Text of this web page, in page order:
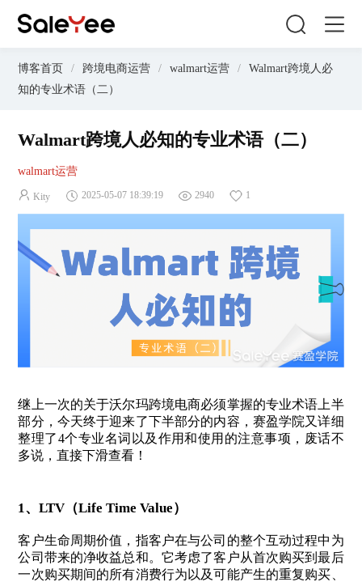
博客首页 / 跨境电商运营 / walmart运营 /
Walmart跨境人必
知的专业术语（二）
Walmart跨境人必知的专业术语（二）
walmart运营
Kity 2025-05-07 18:39:19 2940 1
继上一次的关于沃尔玛跨境电商必须掌握的专业术语上半
部分，今天终于迎来了下半部分的内容，赛盈学院又详细
整理了4个专业名词以及作用和使用的注意事项，废话不
多说，直接下滑查看！
1、LTV（Life Time Value）
客户生命周期价值，指客户在与公司的整个互动过程中为
公司带来的净收益总和。它考虑了客户从首次购买到最后
一次购买期间的所有消费行为以及可能产生的重复购买、